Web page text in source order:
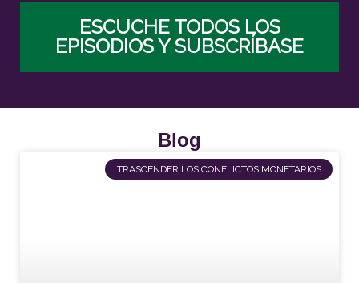
ESCUCHE TODOS LOS
EPISODIOS Y SUBSCRÍBASE
Blog
TRASCENDER LOS CONFLICTOS MONETARIOS